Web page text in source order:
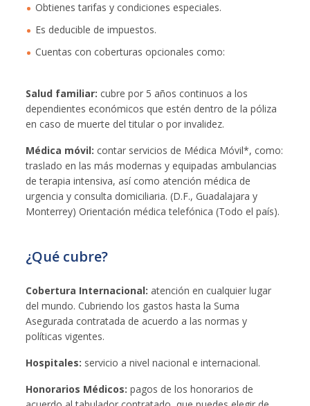
Obtienes tarifas y condiciones especiales.
Es deducible de impuestos.
Cuentas con coberturas opcionales como:
Salud familiar: cubre por 5 años continuos a los
dependientes económicos que estén dentro de la póliza
en caso de muerte del titular o por invalidez.
Médica móvil: contar servicios de Médica Móvil*, como:
traslado en las más modernas y equipadas ambulancias
de terapia intensiva, así como atención médica de
urgencia y consulta domiciliaria. (D.F., Guadalajara y
Monterrey) Orientación médica telefónica (Todo el país).
¿Qué cubre?
Cobertura Internacional: atención en cualquier lugar
del mundo. Cubriendo los gastos hasta la Suma
Asegurada contratada de acuerdo a las normas y
políticas vigentes.
Hospitales: servicio a nivel nacional e internacional.
Honorarios Médicos: pagos de los honorarios de